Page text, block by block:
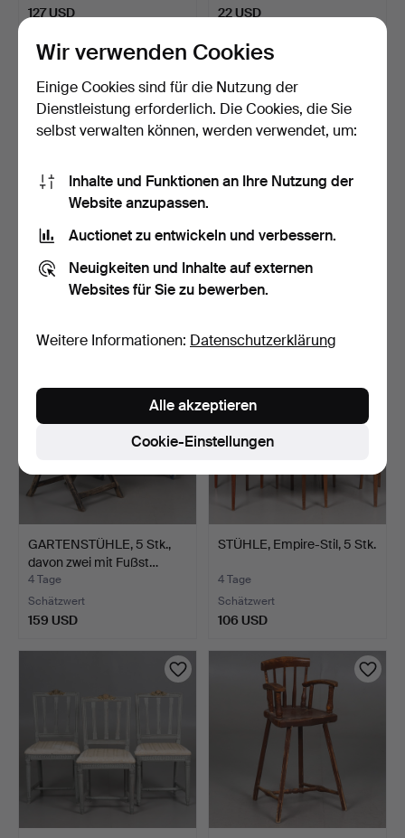
127 USD 22 USD
BÜROSTUHL, Holz, erste
Hälfte des 20. Jahr…
3 Tage
2 Gebote
SESSEL mit
FUSSHOCKER. Ein Paar.
Grauer St…
3 Tage
Schätzwert
GARTENSTÜHLE, 5 Stk.,
davon zwei mit Fußst…
4 Tage
Schätzwert
159 USD
STÜHLE, Empire-Stil, 5 Stk.
4 Tage
Schätzwert
106 USD
Wir verwenden Cookies
Einige Cookies sind für die Nutzung der
Dienstleistung erforderlich. Die Cookies, die Sie
selbst verwalten können, werden verwendet, um:
Inhalte und Funktionen an Ihre Nutzung der
Website anzupassen.
Auctionet zu entwickeln und verbessern.
Neuigkeiten und Inhalte auf externen
Websites für Sie zu bewerben.
Weitere Informationen: Datenschutzerklärung
Cookie-Einstellungen
Alle akzeptieren